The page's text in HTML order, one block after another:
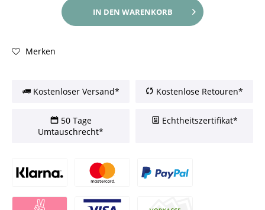
IN DEN WARENKORB
Merken
Kostenloser Versand* Kostenlose Retouren*
50 Tage
Umtauschrecht*
Echtheitszertifikat*